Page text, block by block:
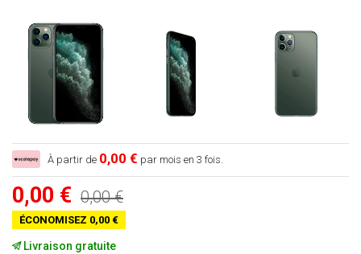
À partir de 0,00 € par mois en 3 fois.
0,00 € 0,00 €
ÉCONOMISEZ 0,00 €
Livraison gratuite